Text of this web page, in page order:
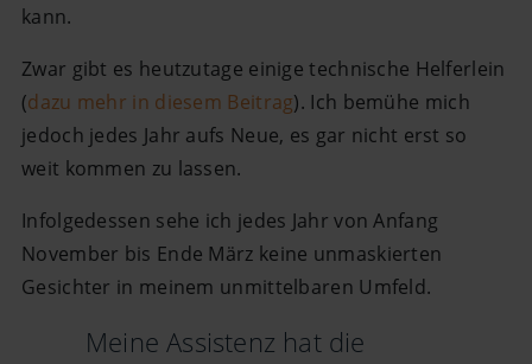
kann.
Zwar gibt es heutzutage einige technische Helferlein
(dazu mehr in diesem Beitrag). Ich bemühe mich
jedoch jedes Jahr aufs Neue, es gar nicht erst so
weit kommen zu lassen.
Infolgedessen sehe ich jedes Jahr von Anfang
November bis Ende März keine unmaskierten
Gesichter in meinem unmittelbaren Umfeld.
Meine Assistenz hat die